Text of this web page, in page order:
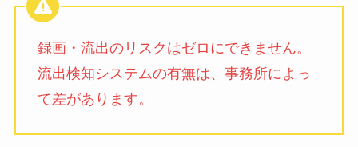
録画・流出のリスクはゼロにできません。
流出検知システムの有無は、事務所によっ
て差があります。